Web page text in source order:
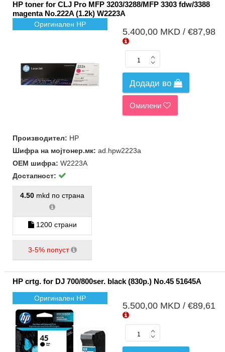
HP toner for CLJ Pro MFP 3203/3288/MFP 3303 fdw/3388
magenta No.222A (1.2k) W2223A
Оригинален HP
5.400,00 MKD / €87,98
Додади во
Омилени
Производител: HP
Шифра на мојтонер.мк: ad.hpw2223a
ОЕМ шифра: W2223A
Достапност:
4.50 mkd по страна
1200 страни
3-5% попуст
HP crtg. for DJ 700/800ser. black (830p.) No.45 51645A
Оригинален HP
5.500,00 MKD / €89,61